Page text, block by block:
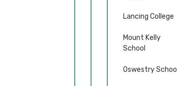
Lancing College
Mount Kelly
School
Oswestry School